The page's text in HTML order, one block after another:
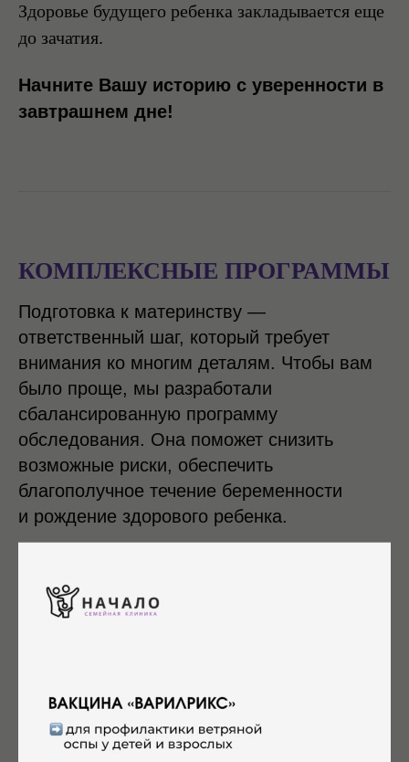
Здоровье будущего ребенка закладывается еще
до зачатия.
Начните Вашу историю с уверенности в
завтрашнем дне!
КОМПЛЕКСНЫЕ ПРОГРАММЫ
Подготовка к материнству —
ответственный шаг, который требует
внимания ко многим деталям. Чтобы вам
было проще, мы разработали
сбалансированную программу
обследования. Она поможет снизить
возможные риски, обеспечить
благополучное течение беременности
и рождение здорового ребенка.